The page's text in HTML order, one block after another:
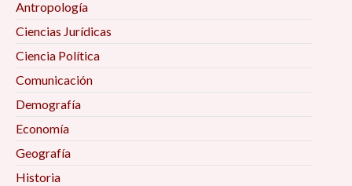
Antropología
Ciencias Jurídicas
Ciencia Política
Comunicación
Demografía
Economía
Geografía
Historia